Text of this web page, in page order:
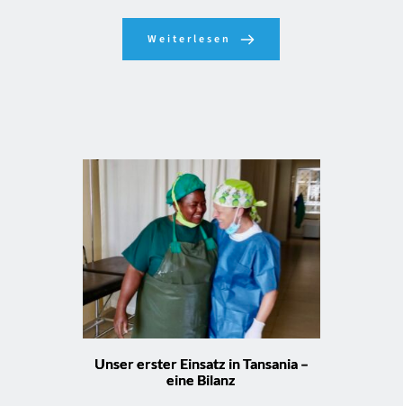
Weiterlesen
Unser erster Einsatz in Tansania –
eine Bilanz